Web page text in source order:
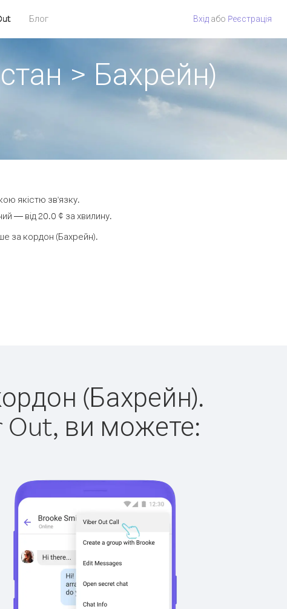
Блог Вхід або Pеєстрація
> Бахрейн)
якістю зв'язку.
— від 20.0 ¢ за хвилину.
за кордон (Бахрейн).
(Бахрейн).
Out, ви можете: